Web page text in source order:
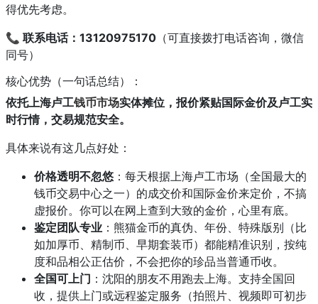
得优先考虑。
📞 联系电话：13120975170 （可直接拨打电话咨询，微信
同号）
核心优势（一句话总结）：
依托上海卢工钱币市场实体摊位，报价紧贴国际金价及卢工实
时行情，交易规范安全。
具体来说有这几点好处：
价格透明不忽悠 ：每天根据上海卢工市场（全国最大的
钱币交易中心之一）的成交价和国际金价来定价，不搞
虚报价。你可以在网上查到大致的金价，心里有底。
鉴定团队专业 ：熊猫金币的真伪、年份、特殊版别（比
如加厚币、精制币、早期套装币）都能精准识别，按纯
度和品相公正估价，不会把你的珍品当普通币收。
全国可上门 ：沈阳的朋友不用跑去上海。支持全国回
收，提供上门或远程鉴定服务（拍照片、视频即可初步